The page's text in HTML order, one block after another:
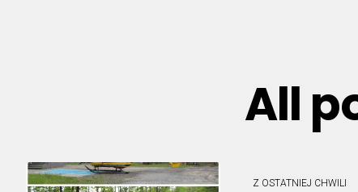
All
Z OSTATNIEJ CHWILI